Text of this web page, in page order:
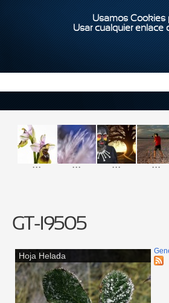
Usamos Cookies
Usar cualquier enlace
... ... ... ...
GT-I9505
Hoja Helada